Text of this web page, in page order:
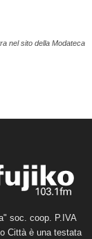
nel sito della Modateca
soc. coop. P.IVA
Città è una testata